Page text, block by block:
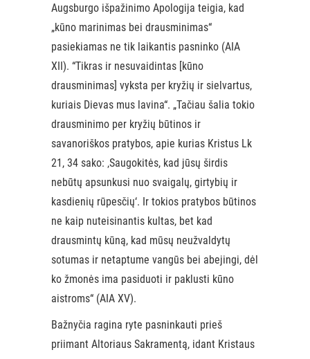
Augsburgo išpažinimo Apologija teigia, kad
„kūno marinimas bei drausminimas“
pasiekiamas ne tik laikantis pasninko (AIA
XII). “Tikras ir nesuvaidintas [kūno
drausminimas] vyksta per kryžių ir sielvartus,
kuriais Dievas mus lavina“. „Tačiau šalia tokio
drausminimo per kryžių būtinos ir
savanoriškos pratybos, apie kurias Kristus Lk
21, 34 sako: ‚Saugokitės, kad jūsų širdis
nebūtų apsunkusi nuo svaigalų, girtybių ir
kasdienių rūpesčių‘. Ir tokios pratybos būtinos
ne kaip nuteisinantis kultas, bet kad
drausmintų kūną, kad mūsų neužvaldytų
sotumas ir netaptume vangūs bei abejingi, dėl
ko žmonės ima pasiduoti ir paklusti kūno
aistroms“ (AIA XV).
Bažnyčia ragina ryte pasninkauti prieš
priimant Altoriaus Sakramentą, idant Kristaus